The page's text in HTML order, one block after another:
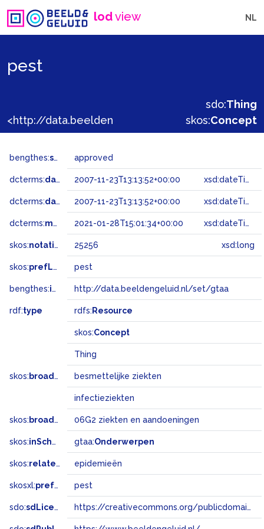
lodview NL
pest
sdo:Thing
skos:Concept
bengthes:status approved
dcterms:dateAccepted 2007-11-23T13:13:52+00:00 xsd:dateTime
dcterms:dateSubmitted 2007-11-23T13:13:52+00:00 xsd:dateTime
dcterms:modified 2021-01-28T15:01:34+00:00 xsd:dateTime
skos:notation 25256 xsd:long
skos:prefLabel pest
bengthes:inSet http://data.beeldengeluid.nl/set/gtaa
rdf:type rdfs: Resource
skos:Concept
Thing
skos: broader besmettelijke ziekten
infectieziekten
skos: broadMatch 06G2 ziekten en aandoeningen
skos:inScheme gtaa:Onderwerpen
skos:related epidemieën
skosxl:prefLabel pest
sdo:sdLicense https://creativecommons.org/publicdomain/zero/1.0/